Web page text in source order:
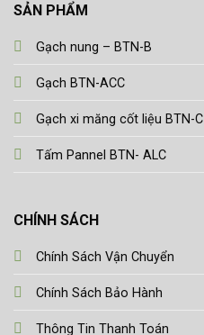
SẢN PHẨM
Gạch nung – BTN-B
Gạch BTN-ACC
Gạch xi măng cốt liệu BTN-C
Tấm Pannel BTN- ALC
CHÍNH SÁCH
Chính Sách Vận Chuyển
Chính Sách Bảo Hành
Thông Tin Thanh Toán